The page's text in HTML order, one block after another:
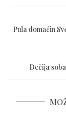
Pula domaćin
Dečija